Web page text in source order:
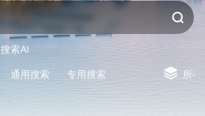
搜索AI
通用搜索 专用搜索 所有